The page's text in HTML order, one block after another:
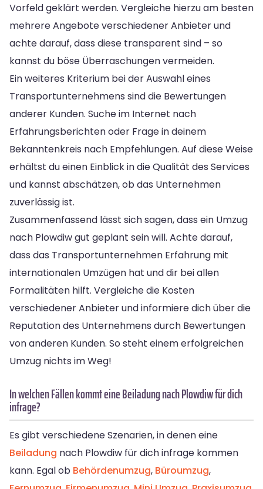
Vorfeld geklärt werden. Vergleiche hierzu am besten
mehrere Angebote verschiedener Anbieter und
achte darauf, dass diese transparent sind – so
kannst du böse Überraschungen vermeiden.
Ein weiteres Kriterium bei der Auswahl eines
Transportunternehmens sind die Bewertungen
anderer Kunden. Suche im Internet nach
Erfahrungsberichten oder Frage in deinem
Bekanntenkreis nach Empfehlungen. Auf diese Weise
erhältst du einen Einblick in die Qualität des Services
und kannst abschätzen, ob das Unternehmen
zuverlässig ist.
Zusammenfassend lässt sich sagen, dass ein Umzug
nach Plowdiw gut geplant sein will. Achte darauf,
dass das Transportunternehmen Erfahrung mit
internationalen Umzügen hat und dir bei allen
Formalitäten hilft. Vergleiche die Kosten
verschiedener Anbieter und informiere dich über die
Reputation des Unternehmens durch Bewertungen
von anderen Kunden. So steht einem erfolgreichen
Umzug nichts im Weg!
In welchen Fällen kommt eine Beiladung nach Plowdiw für dich
infrage?
Es gibt verschiedene Szenarien, in denen eine
Beiladung nach Plowdiw für dich infrage kommen
kann. Egal ob Behördenumzug, Büroumzug,